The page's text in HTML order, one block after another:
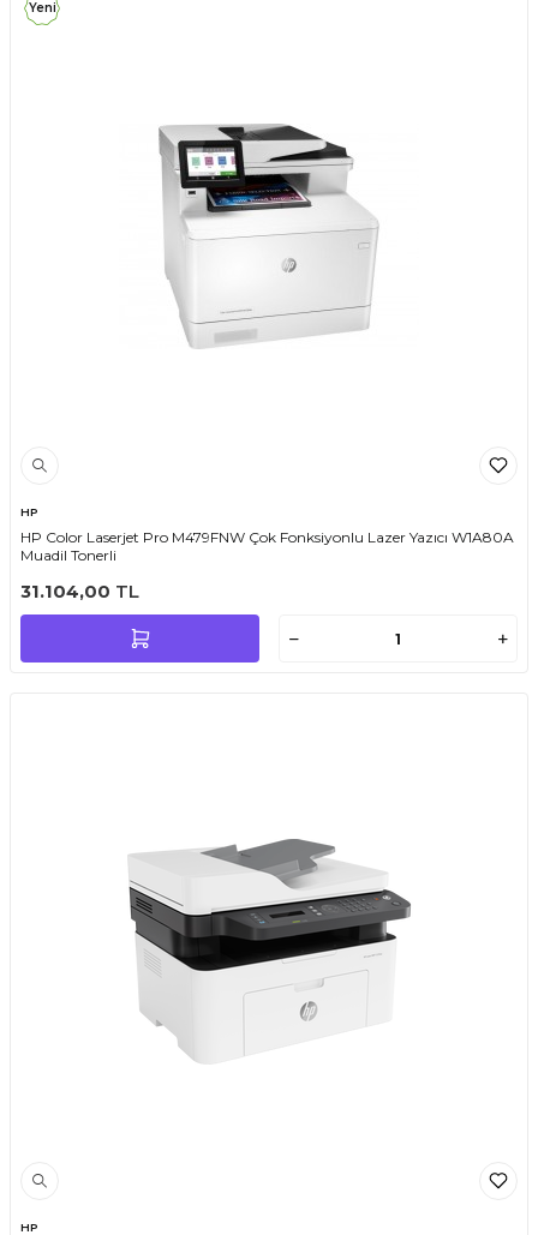
Yeni
HP
HP Color Laserjet Pro M479FNW Çok Fonksiyonlu Lazer Yazıcı W1A80A
Muadil Tonerli
31.104,00 TL
HP